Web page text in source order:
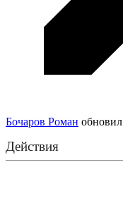
Бочаров Роман обновил
Действия